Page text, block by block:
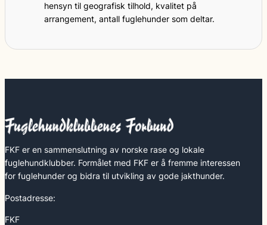
hensyn til geografisk tilhold, kvalitet på
arrangement, antall fuglehunder som deltar.
FKF er en sammenslutning av norske rase og lokale
fuglehundklubber. Formålet med FKF er å fremme interessen
for fuglehunder og bidra til utvikling av gode jakthunder.
Postadresse:
FKF